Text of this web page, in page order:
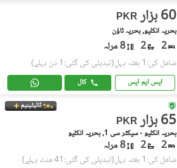
PKR 60 ہزار
بحریہ انکلیو, بحریہ ٹاؤن
2
2 8 مرلہ
شامل کی:1 ہفتہ پہل (تبدیلی کی گئی:1 دن پہلے)
ایس ایم ایس کال
ٹائیٹینیم
PKR 65 ہزار
بحریہ انکلیو - سیکٹر سی 1, بحریہ انکلیو
2
2 8 مرلہ
شامل کی:1 ہفتہ پہل (تبدیلی کی گئی:41 منٹ پہلے)